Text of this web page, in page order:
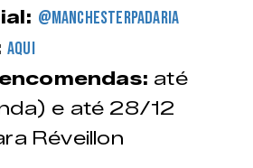
@manchesterpadaria
Aqui
até
e até 28/12
Réveillon